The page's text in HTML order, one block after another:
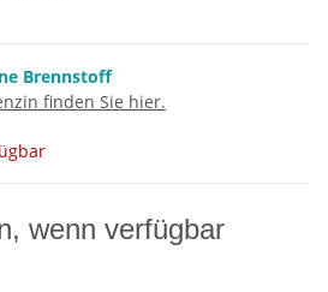
Brennstoff
finden Sie hier.
wenn verfügbar